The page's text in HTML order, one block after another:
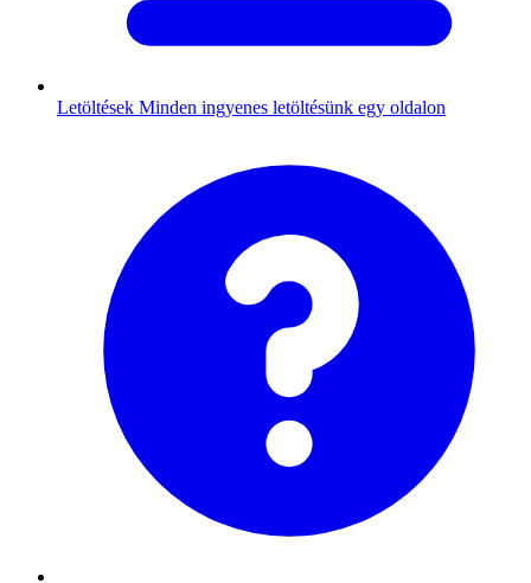
Letöltések Minden ingyenes letöltésünk egy oldalon